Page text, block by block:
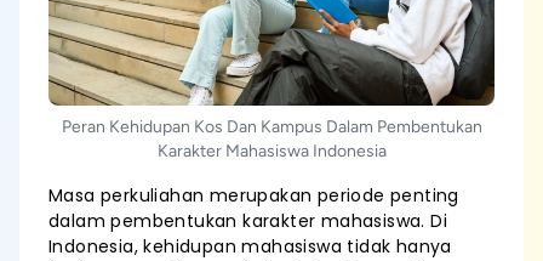
Peran Kehidupan Kos Dan Kampus Dalam Pembentukan
Karakter Mahasiswa Indonesia
Masa perkuliahan merupakan periode penting
dalam pembentukan karakter mahasiswa. Di
Indonesia, kehidupan mahasiswa tidak hanya